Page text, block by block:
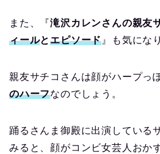
また、『滝沢カレンさんの親友
ィールとエピソード 』も気にな
親友サチコさんは顔がハープっ
のハーフなのでしょう。
踊るさんま御殿に出演している
みると、顔がコンビ女芸人おか